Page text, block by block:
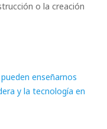
o la creación
enseñarnos
y la tecnología en